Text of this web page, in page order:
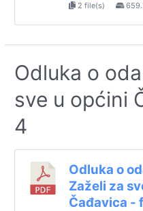
2 file(s)
Odluka o
sve u općini
4
Odluka o
Zaželi za
Čađavica -